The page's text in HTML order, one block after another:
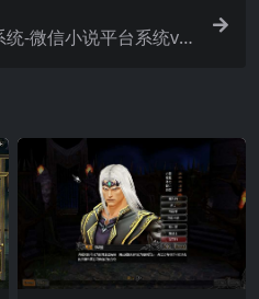
-微信小说平台系统v1.